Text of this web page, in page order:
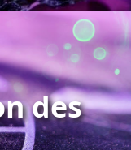
des